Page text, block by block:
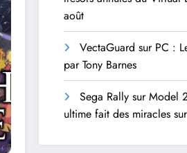
août
VectaGuard sur PC :
par Tony Barnes
Sega Rally sur Model
ultime fait des miracles